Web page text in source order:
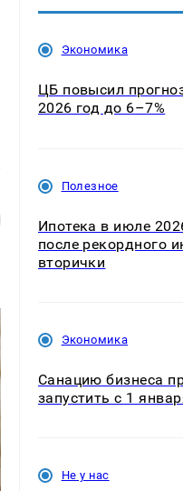
Экономика
ЦБ повысил
2026 год до 6–7%
Полезное
Ипотека в июле
после рекордного
вторички
Экономика
Санацию бизнеса
запустить с 1
Не у нас